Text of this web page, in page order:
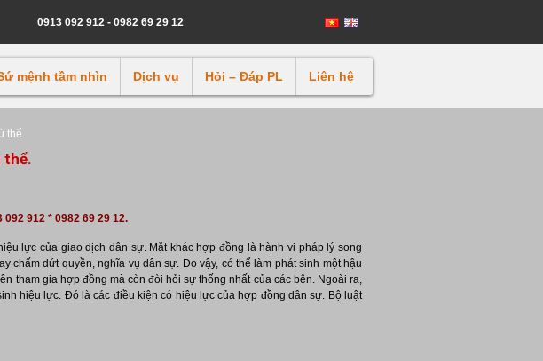
0913 092 912 - 0982 69 29 12
mệnh tầm nhìn Dịch vụ Hỏi – Đáp PL Liên hệ
thể.
thể.
912 * 0982 69 29 12.
lực của giao dịch dân sự. Mặt khác hợp đồng là hành vi pháp lý song
chấm dứt quyền, nghĩa vụ dân sự. Do vậy, có thể làm phát sinh một hậu
tham gia hợp đồng mà còn đòi hỏi sự thống nhất của các bên. Ngoài ra,
hiệu lực. Đó là các điều kiện có hiệu lực của hợp đồng dân sự. Bộ luật